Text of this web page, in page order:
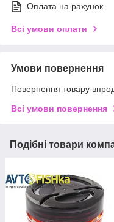
Оплата на рахунок
Всі умови оплати
Умови повернення
Повернення товару
Всі умови повернення
Подібні товари